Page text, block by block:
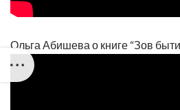
Ольга Абишева о книге “Зов